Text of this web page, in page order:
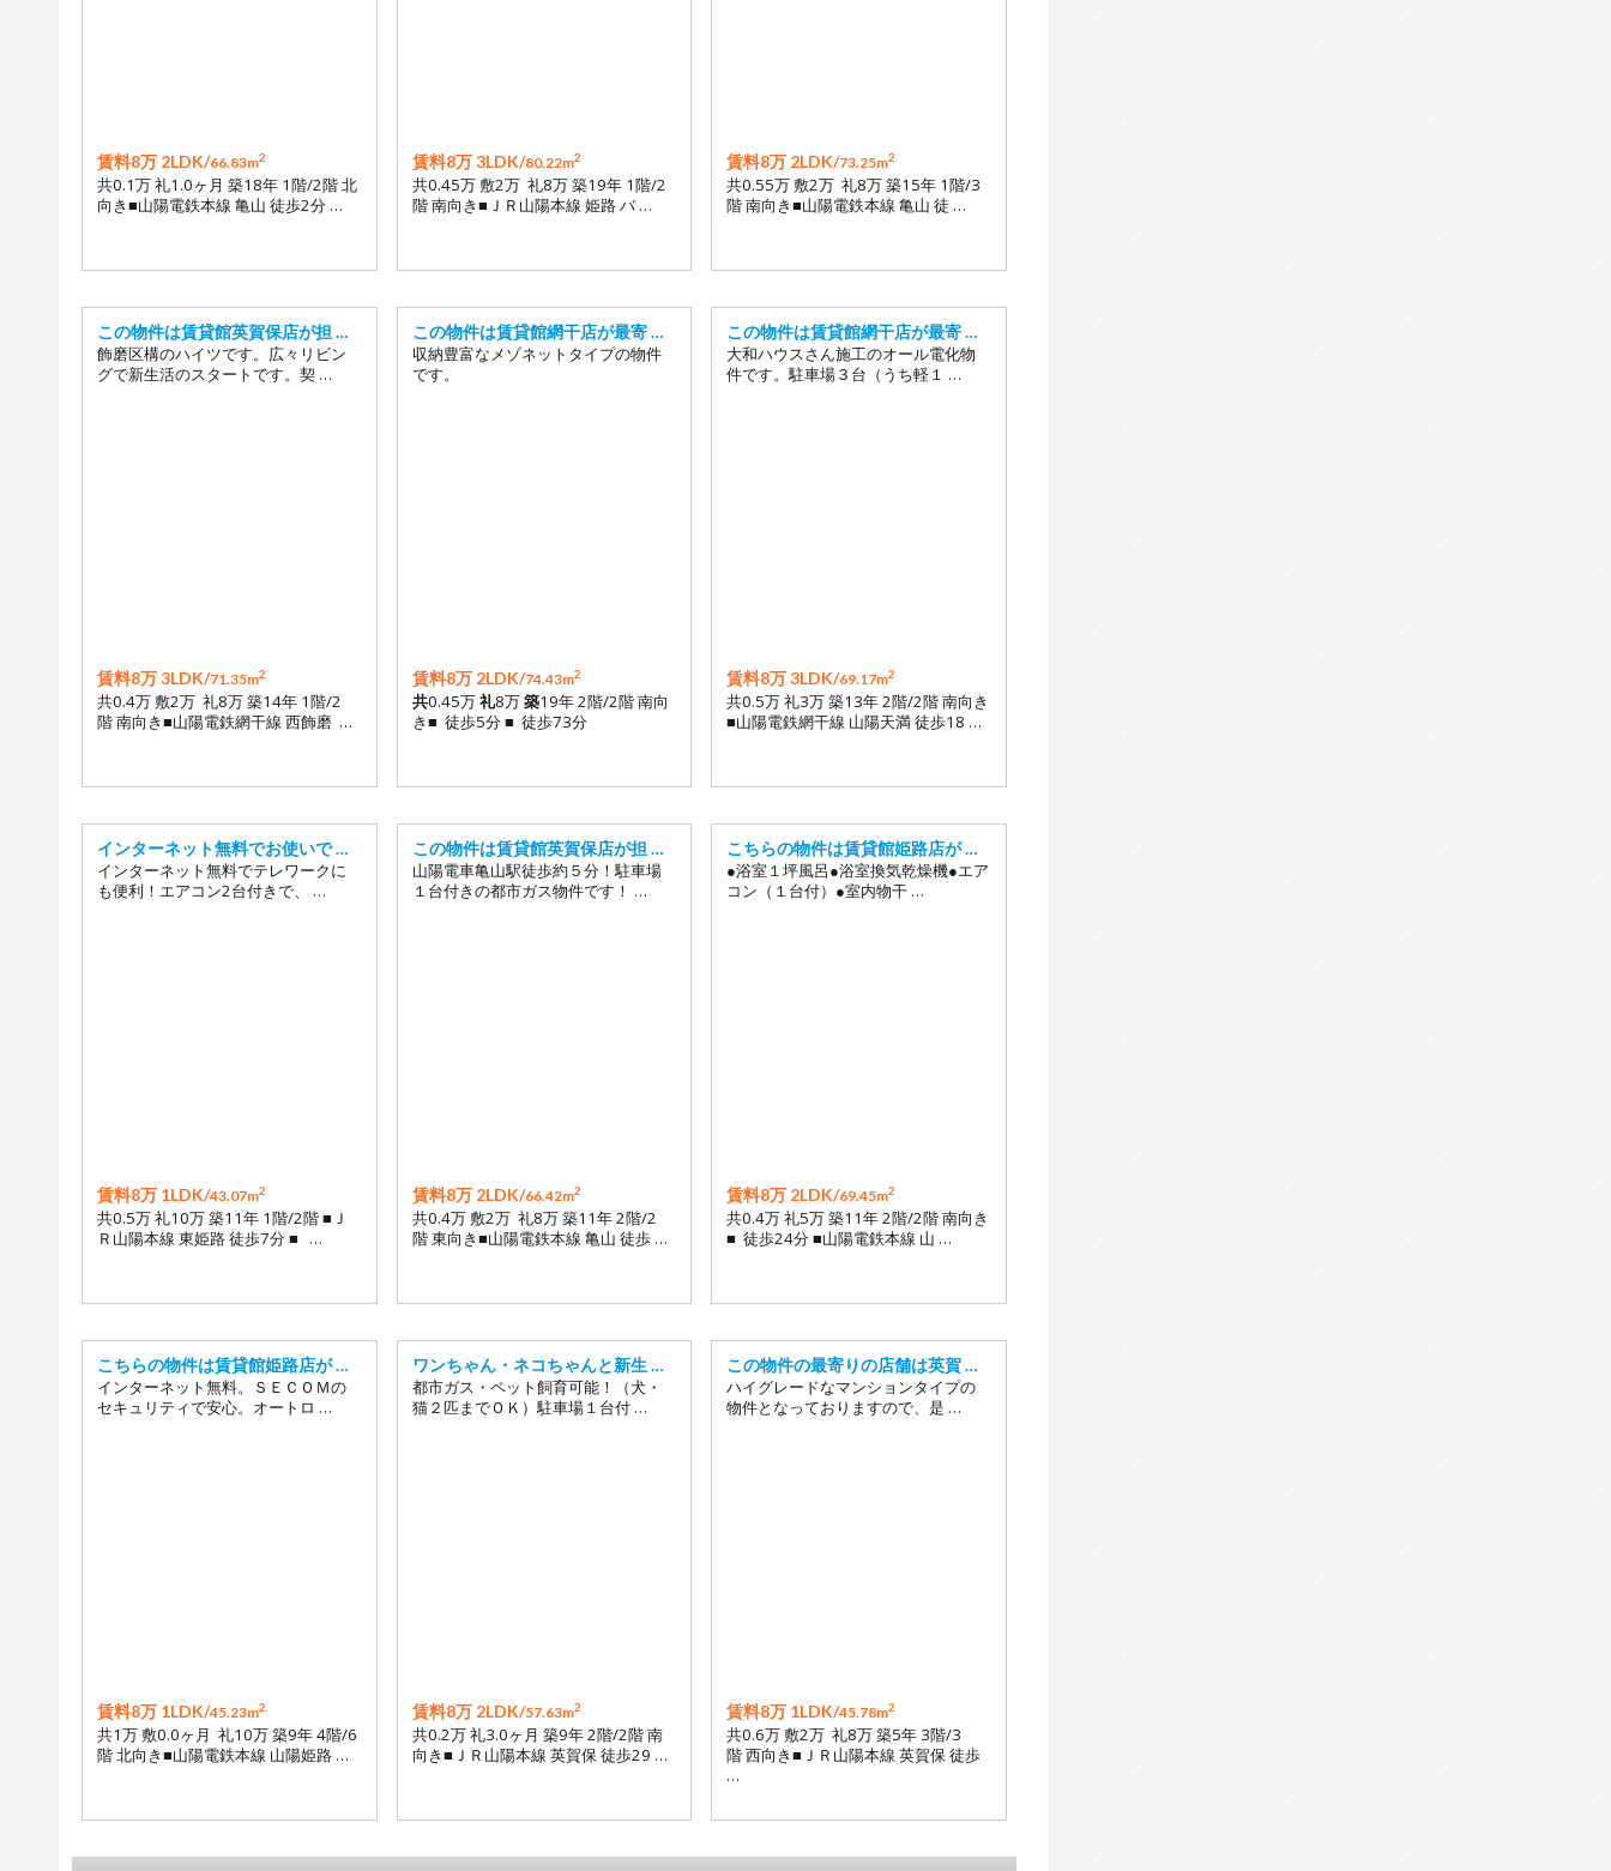
賃料8万 2LDK/66.83m2
共0.1万 礼1.0ヶ月 築18年 1階/2階 北
向き■山陽電鉄本線 亀山 徒歩2分 …
賃料8万 3LDK/80.22m2
共0.45万 敷2万 礼8万 築19年 1階/2
階 南向き■ＪＲ山陽本線 姫路 バ …
賃料8万 2LDK/73.25m2
共0.55万 敷2万 礼8万 築15年 1階/3
階 南向き■山陽電鉄本線 亀山 徒 …
この物件は賃貸館英賀保店が担 …
飾磨区構のハイツです。広々リビン
グで新生活のスタートです。契 …
賃料8万 3LDK/71.35m2
共0.4万 敷2万 礼8万 築14年 1階/2
階 南向き■山陽電鉄網干線 西飾磨 …
この物件は賃貸館網干店が最寄 …
収納豊富なメゾネットタイプの物件
です。
賃料8万 2LDK/74.43m2
共0.45万礼8万築19年 2階/2階 南向
き■ 徒歩5分 ■ 徒歩73分
この物件は賃貸館網干店が最寄 …
大和ハウスさん施工のオール電化物
件です。駐車場３台（うち軽１ …
賃料8万 3LDK/69.17m2
共0.5万 礼3万 築13年 2階/2階 南向き
■山陽電鉄網干線 山陽天満 徒歩18 …
インターネット無料でお使いで …
インターネット無料でテレワークに
も便利！エアコン2台付きで、 …
賃料8万 1LDK/43.07m2
共0.5万 礼10万 築11年 1階/2階 ■Ｊ
Ｒ山陽本線 東姫路 徒歩7分 ■ …
この物件は賃貸館英賀保店が担 …
山陽電車亀山駅徒歩約５分！駐車場
１台付きの都市ガス物件です！ …
賃料8万 2LDK/66.42m2
共0.4万 敷2万 礼8万 築11年 2階/2
階 東向き■山陽電鉄本線 亀山 徒歩 …
こちらの物件は賃貸館姫路店が …
●浴室１坪風呂●浴室換気乾燥機●エア
コン（１台付）●室内物干 …
賃料8万 2LDK/69.45m2
共0.4万 礼5万 築11年 2階/2階 南向き
■ 徒歩24分 ■山陽電鉄本線 山 …
こちらの物件は賃貸館姫路店が …
インターネット無料。ＳＥＣＯＭの
セキュリティで安心。オートロ …
賃料8万 1LDK/45.23m2
共1万 敷0.0ヶ月 礼10万 築9年 4階/6
階 北向き■山陽電鉄本線 山陽姫路 …
ワンちゃん・ネコちゃんと新生 …
都市ガス・ペット飼育可能！（犬・
猫２匹までＯＫ）駐車場１台付 …
賃料8万 2LDK/57.63m2
共0.2万 礼3.0ヶ月 築9年 2階/2階 南
向き■ＪＲ山陽本線 英賀保 徒歩29 …
この物件の最寄りの店舗は英賀 …
ハイグレードなマンションタイプの
物件となっておりますので、是 …
賃料8万 1LDK/45.78m2
共0.6万 敷2万 礼8万 築5年 3階/3
階 西向き■ＪＲ山陽本線 英賀保 徒歩
…